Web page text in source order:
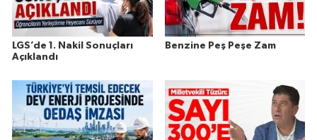
LGS’de 1. Nakil Sonuçları
Açıklandı
Benzine Peş Peşe Zam